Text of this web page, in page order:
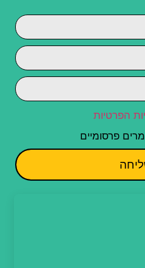
הפרטיות
פרסומיים